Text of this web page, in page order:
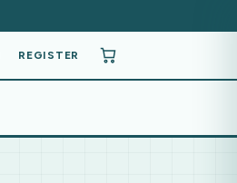
REGISTER